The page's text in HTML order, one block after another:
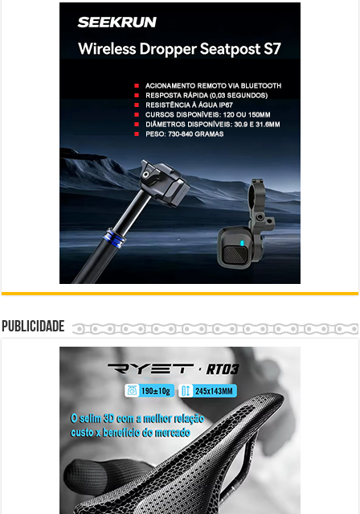
Publicidade